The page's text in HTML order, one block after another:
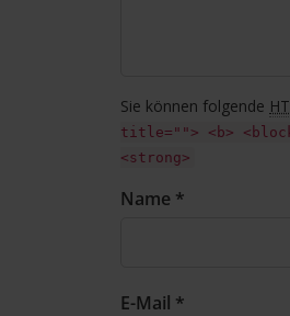
Sie können folgende
title=""> <b>
<strong>
Name *
E-Mail *